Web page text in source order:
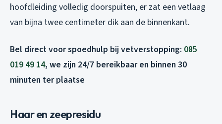
hoofdleiding volledig doorspuiten, er zat een vetlaag
van bijna twee centimeter dik aan de binnenkant.
Bel direct voor spoedhulp bij vetverstopping: 085
019 49 14, we zijn 24/7 bereikbaar en binnen 30
minuten ter plaatse
Haar en zeepresidu